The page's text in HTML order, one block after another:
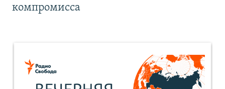
компромисса